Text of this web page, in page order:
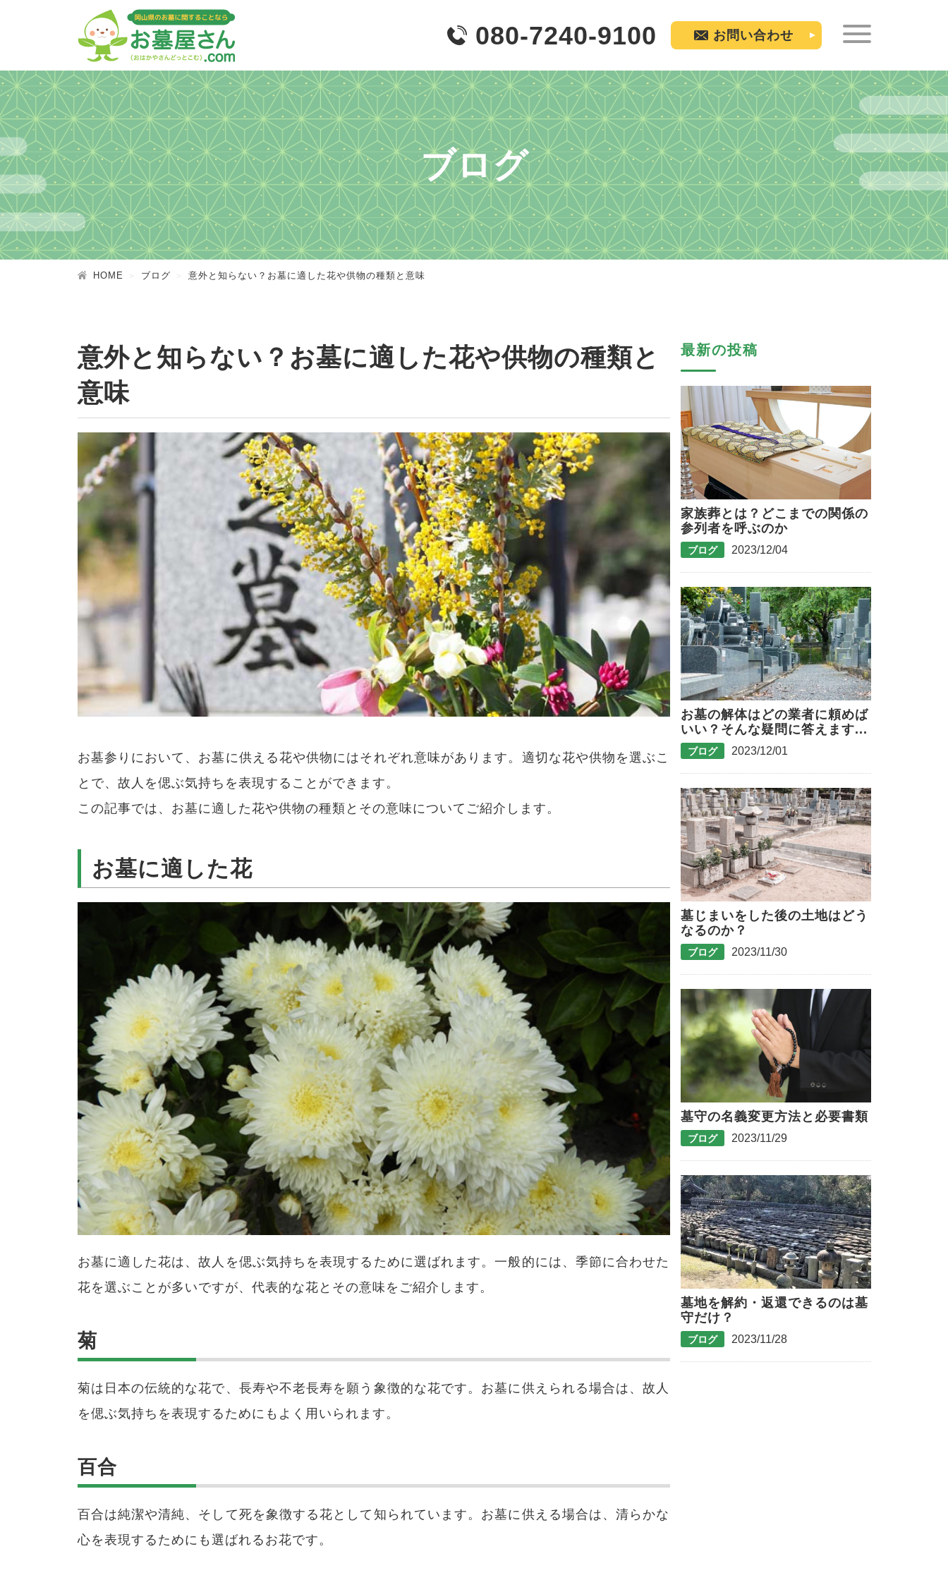
080-7240-9100 お問い合わせ
ブログ
HOME ブログ 意外と知らない？お墓に適した花や供物の種類と意味
意外と知らない？お墓に適した花や供物の種類と
意味
お墓参りにおいて、お墓に供える花や供物にはそれぞれ意味があります。適切な花や供物を選ぶこ
とで、故人を偲ぶ気持ちを表現することができます。
この記事では、お墓に適した花や供物の種類とその意味についてご紹介します。
お墓に適した花
お墓に適した花は、故人を偲ぶ気持ちを表現するために選ばれます。一般的には、季節に合わせた
花を選ぶことが多いですが、代表的な花とその意味をご紹介します。
菊
菊は日本の伝統的な花で、長寿や不老長寿を願う象徴的な花です。お墓に供えられる場合は、故人
を偲ぶ気持ちを表現するためにもよく用いられます。
百合
百合は純潔や清純、そして死を象徴する花として知られています。お墓に供える場合は、清らかな
心を表現するためにも選ばれるお花です。
最新の投稿
家族葬とは？どこまでの関係の
参列者を呼ぶのか
ブログ 2023/12/04
お墓の解体はどの業者に頼めば
いい？そんな疑問に答えます...
ブログ 2023/12/01
墓じまいをした後の土地はどう
なるのか？
ブログ 2023/11/30
墓守の名義変更方法と必要書類
ブログ 2023/11/29
墓地を解約・返還できるのは墓
守だけ？
ブログ 2023/11/28